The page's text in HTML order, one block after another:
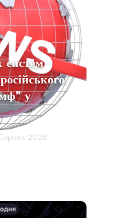
систем
у
2026